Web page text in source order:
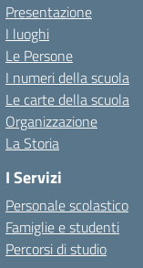
Presentazione
I luoghi
Le Persone
I numeri della scuola
Le carte della scuola
Organizzazione
La Storia
I Servizi
Personale scolastico
Famiglie e studenti
Percorsi di studio